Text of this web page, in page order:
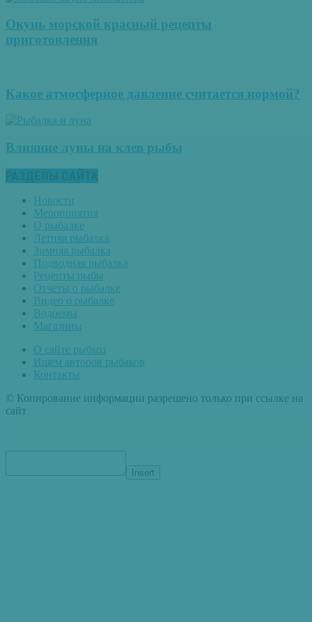
Окунь морской красный рецепты
приготовления
Какое атмосферное давление считается нормой?
Влияние луны на клев рыбы
РАЗДЕЛЫ САЙТА
Новости
Мероприятия
О рыбалке
Летняя рыбалка
Зимняя рыбалка
Подводная рыбалка
Рецепты рыбы
Отчеты о рыбалке
Видео о рыбалке
Водоемы
Магазины
О сайте рыбхоз
Ищем авторов рыбаков
Контакты
© Копирование информации разрешено только при ссылке на
сайт
Insert